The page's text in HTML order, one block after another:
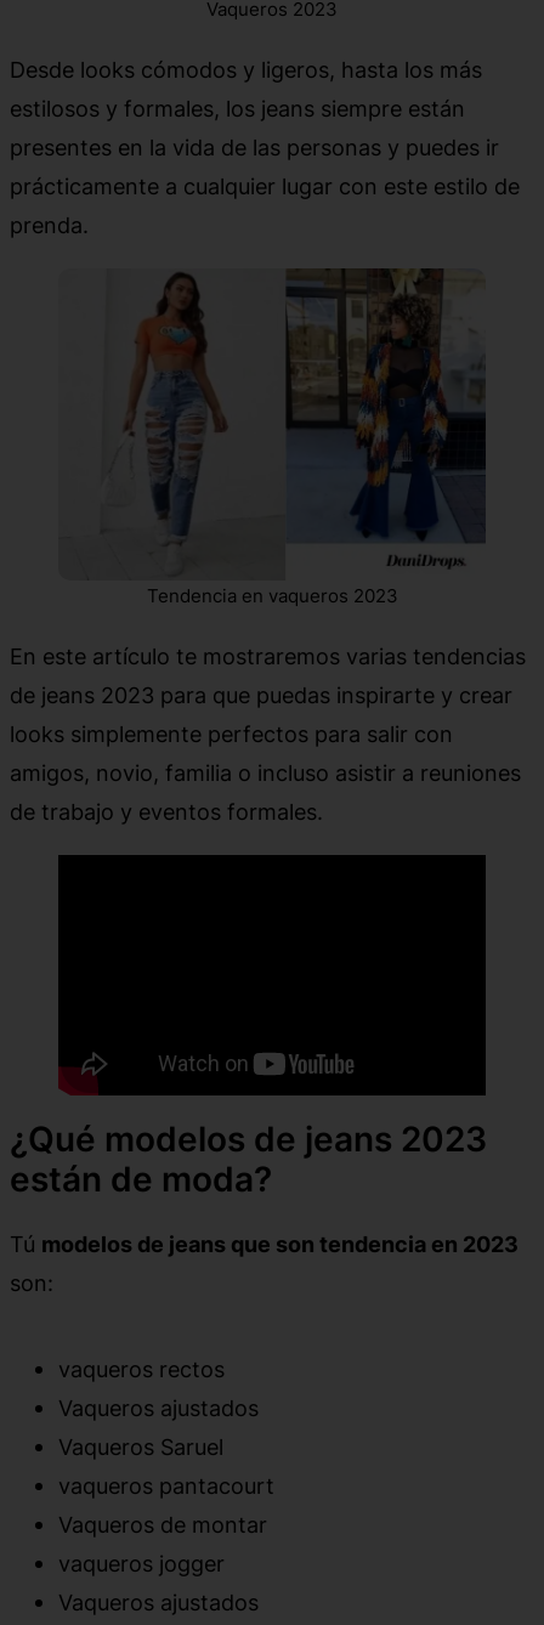
Vaqueros 2023
Desde looks cómodos y ligeros, hasta los más
estilosos y formales, los jeans siempre están
presentes en la vida de las personas y puedes ir
prácticamente a cualquier lugar con este estilo de
prenda.
Tendencia en vaqueros 2023
En este artículo te mostraremos varias tendencias
de jeans 2023 para que puedas inspirarte y crear
looks simplemente perfectos para salir con
amigos, novio, familia o incluso asistir a reuniones
de trabajo y eventos formales.
¿Qué modelos de jeans 2023
están de moda?
Tú modelos de jeans que son tendencia en 2023
son:
vaqueros rectos
Vaqueros ajustados
Vaqueros Saruel
vaqueros pantacourt
Vaqueros de montar
vaqueros jogger
Vaqueros ajustados